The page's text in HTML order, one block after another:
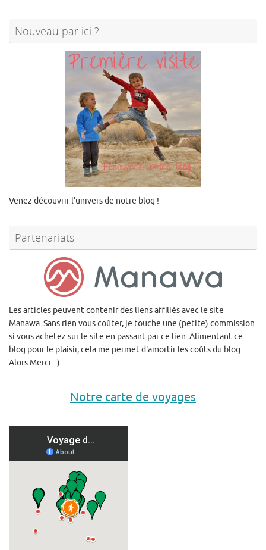
Nouveau par ici ?
Venez découvrir l'univers de notre blog !
Partenariats
Les articles peuvent contenir des liens affiliés avec le site
Manawa. Sans rien vous coûter, je touche une (petite) commission
si vous achetez sur le site en passant par ce lien. Alimentant ce
blog pour le plaisir, cela me permet d'amortir les coûts du blog.
Alors Merci :-)
Notre carte de voyages